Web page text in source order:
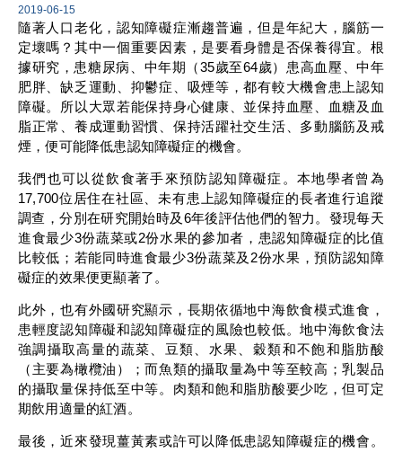
2019-06-15
隨著人口老化，認知障礙症漸趨普遍，但是年紀大，腦筋一
定壞嗎？其中一個重要因素，是要看身體是否保養得宜。根
據研究，患糖尿病、中年期（35歲至64歲）患高血壓、中年
肥胖、缺乏運動、抑鬱症、吸煙等，都有較大機會患上認知
障礙。所以大眾若能保持身心健康、並保持血壓、血糖及血
脂正常、養成運動習慣、保持活躍社交生活、多動腦筋及戒
煙，便可能降低患認知障礙症的機會。
我們也可以從飲食著手來預防認知障礙症。本地學者曾為
17,700位居住在社區、未有患上認知障礙症的長者進行追蹤
調查，分別在研究開始時及6年後評估他們的智力。發現每天
進食最少3份蔬菜或2份水果的參加者，患認知障礙症的比值
比較低；若能同時進食最少3份蔬菜及2份水果，預防認知障
礙症的效果便更顯著了。
此外，也有外國研究顯示，長期依循地中海飲食模式進食，
患輕度認知障礙和認知障礙症的風險也較低。地中海飲食法
強調攝取高量的蔬菜、豆類、水果、穀類和不飽和脂肪酸
（主要為橄欖油）；而魚類的攝取量為中等至較高；乳製品
的攝取量保持低至中等。肉類和飽和脂肪酸要少吃，但可定
期飲用適量的紅酒。
最後，近來發現薑黃素或許可以降低患認知障礙症的機會。